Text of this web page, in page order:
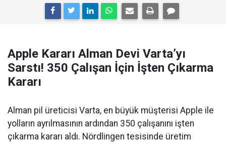
Apple Kararı Alman Devi Varta’yı
Sarstı! 350 Çalışan İçin İşten Çıkarma
Kararı
Alman pil üreticisi Varta, en büyük müşterisi Apple ile
yolların ayrılmasının ardından 350 çalışanını işten
çıkarma kararı aldı. Nördlingen tesisinde üretim